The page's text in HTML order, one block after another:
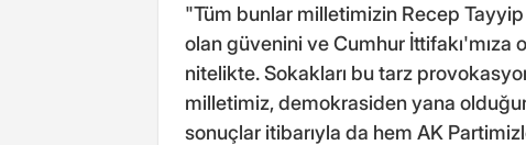
"Tüm bunlar milletimizin Recep
olan güvenini ve Cumhur
nitelikte. Sokakları bu tarz
milletimiz, demokrasiden yana
sonuçlar itibarıyla da hem AK